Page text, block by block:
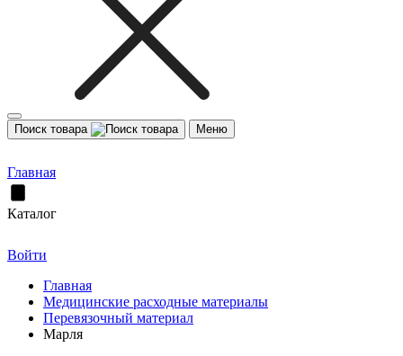
Поиск товара Меню
Главная
Каталог
Войти
Главная
Медицинские расходные материалы
Перевязочный материал
Марля